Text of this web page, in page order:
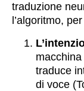
traduzione
l’algoritmo,
traduce
di voce